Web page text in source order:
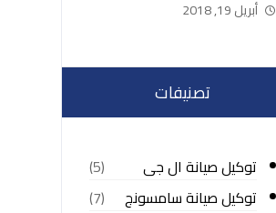
01007979202
أبريل 19, 2018
تصنيفات
توكيل صيانة ال جى
(5)
توكيل صيانة سامسونج
(7)